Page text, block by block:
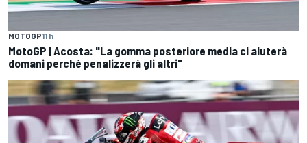
MOTOGP11 h
MotoGP | Acosta: "La gomma posteriore media ci aiuterà
domani perché penalizzerà gli altri"